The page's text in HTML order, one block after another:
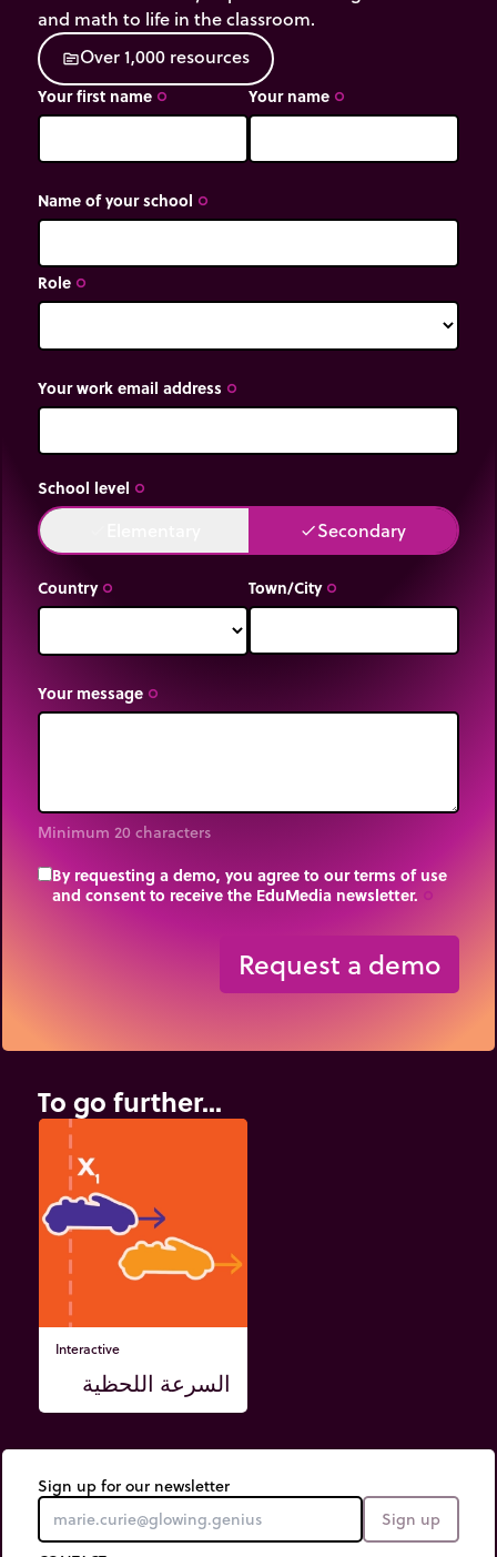
سرعة التيار البحري من خلال الشبكة.
and math to life in the classroom.
sourceOver1,000 resources
Your first name trip_origin Your name trip_origin
Name of your school trip_origin
Role trip_origin
Your work email address trip_origin
School level trip_origin
doneSecondary
Country trip_origin Town/City trip_origin
Your message trip_origin
Minimum 20 characters
By requesting a demo, you agree to our terms of use
and consent to receive the EduMedia newsletter.
Request a demo
To go further...
Interactive
السرعة اللحظية
Sign up for our newsletter
Sign up